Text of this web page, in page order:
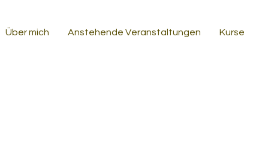
Über mich Anstehende Veranstaltungen Kurse